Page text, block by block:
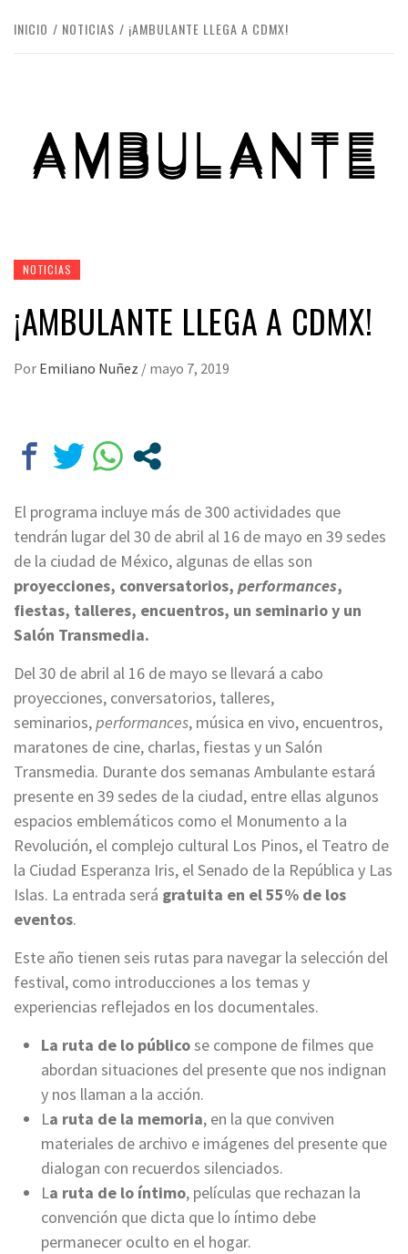
INICIO NOTICIAS ¡AMBULANTE LLEGA A CDMX!
NOTICIAS
¡AMBULANTE LLEGA A CDMX!
Por Emiliano Nuñez / mayo 7, 2019
El programa incluye más de 300 actividades que
tendrán lugar del 30 de abril al 16 de mayo en 39 sedes
de la ciudad de México, algunas de ellas son
proyecciones, conversatorios, performances,
fiestas, talleres, encuentros, un seminario y un
Salón Transmedia.
Del 30 de abril al 16 de mayo se llevará a cabo
proyecciones, conversatorios, talleres,
seminarios,performances, música en vivo, encuentros,
maratones de cine, charlas, fiestas y un Salón
Transmedia. Durante dos semanas Ambulante estará
presente en 39 sedes de la ciudad, entre ellas algunos
espacios emblemáticos como el Monumento a la
Revolución, el complejo cultural Los Pinos, el Teatro de
la Ciudad Esperanza Iris, el Senado de la República y Las
Islas. La entrada será gratuita en el 55% de los
eventos.
Este año tienen seis rutas para navegar la selección del
festival, como introducciones a los temas y
experiencias reflejados en los documentales.
La ruta de lo públicose compone de filmes que
abordan situaciones del presente que nos indignan
y nos llaman a la acción.
La ruta de la memoria, en la que conviven
materiales de archivo e imágenes del presente que
dialogan con recuerdos silenciados.
La ruta de lo íntimo, películas que rechazan la
convención que dicta que lo íntimo debe
permanecer oculto en el hogar.